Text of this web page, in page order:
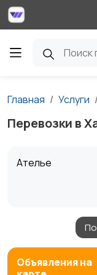
Главная Услуги
Перевозки в
Ателье
Аренда водного
транспорта
Объявления на